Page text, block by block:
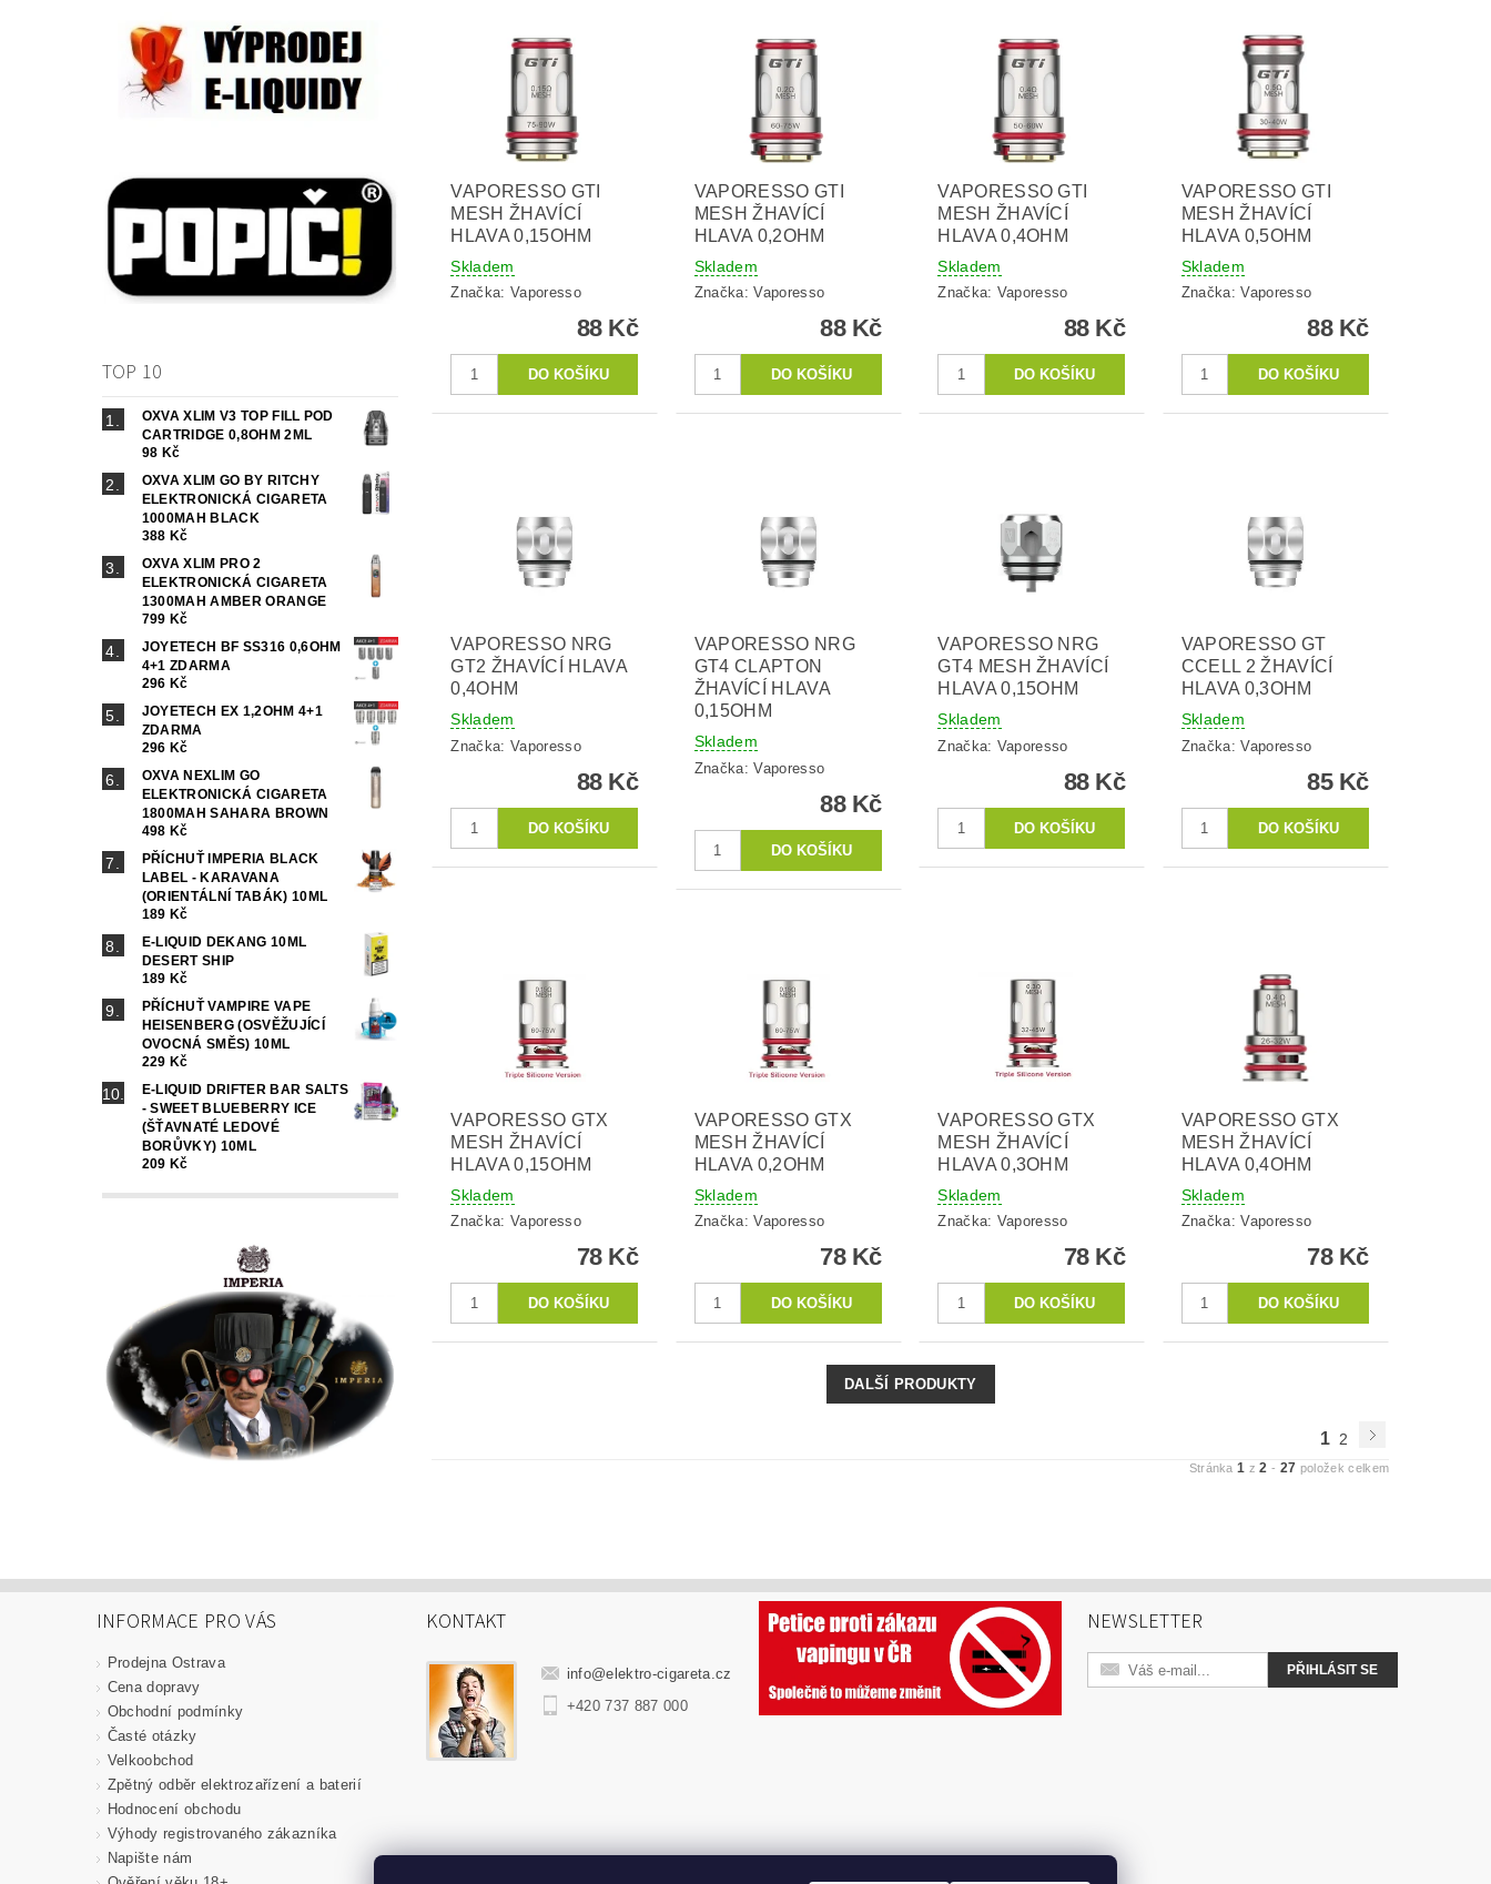
TOP 10
OXVA XLIM V3 TOP FILL POD
CARTRIDGE 0,8OHM 2ML
98 Kč
OXVA XLIM GO BY RITCHY
ELEKTRONICKÁ CIGARETA
1000MAH BLACK
388 Kč
OXVA XLIM PRO 2
ELEKTRONICKÁ CIGARETA
1300MAH AMBER ORANGE
799 Kč
JOYETECH BF SS316 0,6OHM
4+1 ZDARMA
296 Kč
JOYETECH EX 1,2OHM 4+1
ZDARMA
296 Kč
OXVA NEXLIM GO
ELEKTRONICKÁ CIGARETA
1800MAH SAHARA BROWN
498 Kč
PŘÍCHUŤ IMPERIA BLACK
LABEL - KARAVANA
(ORIENTÁLNÍ TABÁK) 10ML
189 Kč
E-LIQUID DEKANG 10ML
DESERT SHIP
189 Kč
PŘÍCHUŤ VAMPIRE VAPE
HEISENBERG (OSVĚŽUJÍCÍ
OVOCNÁ SMĚS) 10ML
229 Kč
E-LIQUID DRIFTER BAR SALTS
- SWEET BLUEBERRY ICE
(ŠŤAVNATÉ LEDOVÉ
BORŮVKY) 10ML
209 Kč
VAPORESSO GTI
MESH ŽHAVÍCÍ
HLAVA 0,15OHM
Skladem
Značka: Vaporesso
88 Kč
VAPORESSO GTI
MESH ŽHAVÍCÍ
HLAVA 0,2OHM
Skladem
Značka:Vaporesso
88 Kč
VAPORESSO GTI
MESH ŽHAVÍCÍ
HLAVA 0,4OHM
Skladem
Značka: Vaporesso
88 Kč
VAPORESSO GTI
MESH ŽHAVÍCÍ
HLAVA 0,5OHM
Skladem
Značka:Vaporesso
88 Kč
VAPORESSO NRG
GT2 ŽHAVÍCÍ HLAVA
0,4OHM
Skladem
Značka: Vaporesso
88 Kč
VAPORESSO NRG
GT4 CLAPTON
ŽHAVÍCÍ HLAVA
0,15OHM
Skladem
Značka:Vaporesso
88 Kč
VAPORESSO NRG
GT4 MESH ŽHAVÍCÍ
HLAVA 0,15OHM
Skladem
Značka: Vaporesso
88 Kč
VAPORESSO GT
CCELL 2 ŽHAVÍCÍ
HLAVA 0,3OHM
Skladem
Značka:Vaporesso
85 Kč
VAPORESSO GTX
MESH ŽHAVÍCÍ
HLAVA 0,15OHM
Skladem
Značka: Vaporesso
78 Kč
VAPORESSO GTX
MESH ŽHAVÍCÍ
HLAVA 0,2OHM
Skladem
Značka:Vaporesso
78 Kč
VAPORESSO GTX
MESH ŽHAVÍCÍ
HLAVA 0,3OHM
Skladem
Značka: Vaporesso
78 Kč
VAPORESSO GTX
MESH ŽHAVÍCÍ
HLAVA 0,4OHM
Skladem
Značka:Vaporesso
78 Kč
DALŠÍ PRODUKTY
1 2
Stránka1 z2 - 27 položek celkem
INFORMACE PRO VÁS
Prodejna Ostrava
Cena dopravy
Obchodní podmínky
Časté otázky
Velkoobchod
Zpětný odběr elektrozařízení a baterií
Hodnocení obchodu
Výhody registrovaného zákazníka
Napište nám
KONTAKT
info@elektro-cigareta.cz
+420 737 887 000
NEWSLETTER